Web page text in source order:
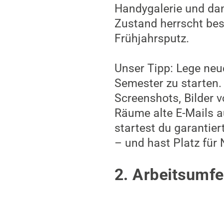
Handygalerie und
Zustand herrscht
Frühjahrsputz.
Unser Tipp: Lege
Semester zu
Screenshots, Bilder
Räume alte E-Mails
startest du
– und hast Platz für
2.